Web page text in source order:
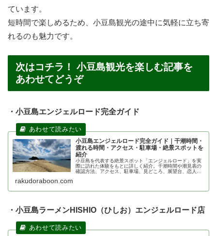
ています。
短時間で楽しめるため、小豆島観光の途中に気軽に立ち寄
れるのも魅力です。
次はコチラ！ 小豆島観光を楽しむ記事を
あわせてどうぞ
・小豆島エンジェルロード完全ガイド
小豆島エンジェルロード完全ガイド｜干潮時間・
渡れる時間・アクセス・駐車場・絶景スポットを
紹介
小豆島を代表する絶景スポット「エンジェルロード」を実
際に訪れた体験をもとに詳しく紹介。干潮時間や潮見表の
確認方法、アクセス、駐車場、見どころ、展望台、恋人の
rakudoraboon.com
・小豆島ラーメンHISHIO（ひしお）エンジェルロード店